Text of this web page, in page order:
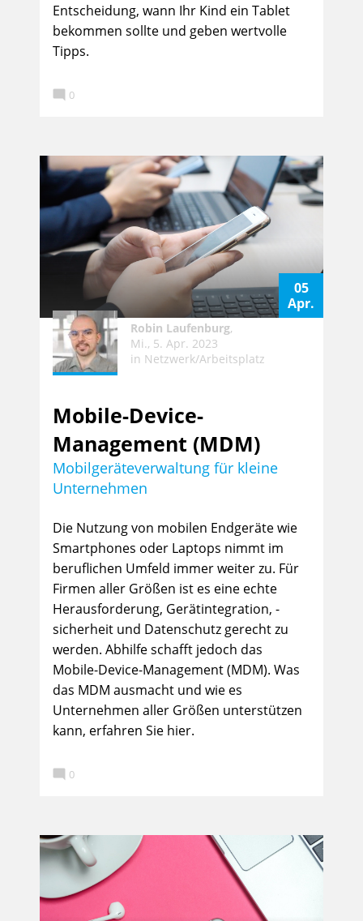
Entscheidung, wann Ihr Kind ein Tablet
bekommen sollte und geben wertvolle
Tipps.
 0
05
Apr.
Robin Laufenburg,
Mi., 5. Apr. 2023
in Netzwerk/Arbeitsplatz
Mobile-Device-
Management (MDM)
Mobilgeräteverwaltung für kleine
Unternehmen
Die Nutzung von mobilen Endgeräte wie
Smartphones oder Laptops nimmt im
beruflichen Umfeld immer weiter zu. Für
Firmen aller Größen ist es eine echte
Herausforderung, Gerätintegration, -
sicherheit und Datenschutz gerecht zu
werden. Abhilfe schafft jedoch das
Mobile-Device-Management (MDM). Was
das MDM ausmacht und wie es
Unternehmen aller Größen unterstützen
kann, erfahren Sie hier.
 0